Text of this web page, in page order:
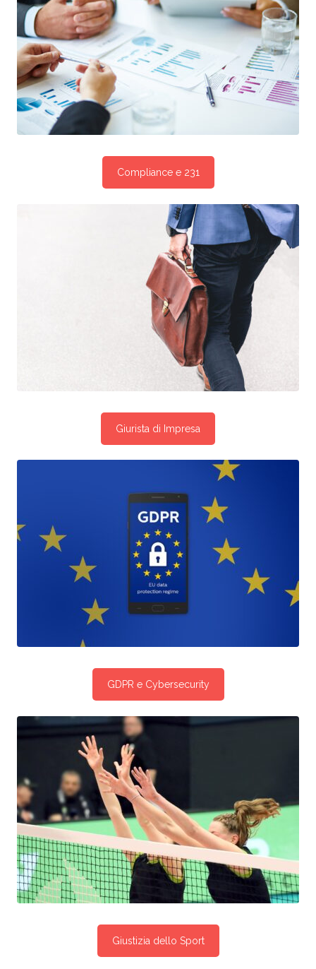
Compliance e 231
Giurista di Impresa
GDPR e Cybersecurity
Giustizia dello Sport